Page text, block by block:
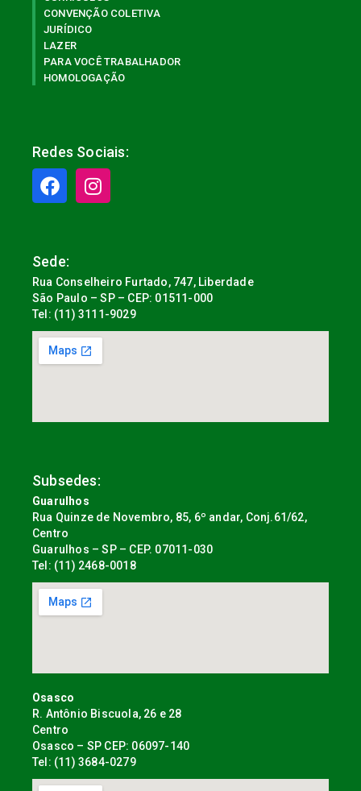
CONVENÇÃO COLETIVA
JURÍDICO
LAZER
PARA VOCÊ TRABALHADOR
HOMOLOGAÇÃO
Redes Sociais:
Sede:
Rua Conselheiro Furtado, 747, Liberdade
São Paulo – SP – CEP: 01511-000
Tel: (11) 3111-9029
Subsedes:
Guarulhos
Rua Quinze de Novembro, 85, 6º andar, Conj.61/62,
Centro
Guarulhos – SP – CEP. 07011-030
Tel: (11) 2468-0018
Osasco
R. Antônio Biscuola, 26 e 28
Centro
Osasco – SP CEP: 06097-140
Tel: (11) 3684-0279